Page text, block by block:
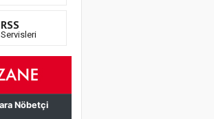
RSS
Servisleri